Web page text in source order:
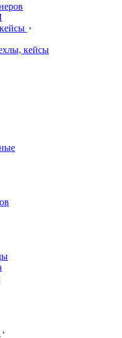
кейсы